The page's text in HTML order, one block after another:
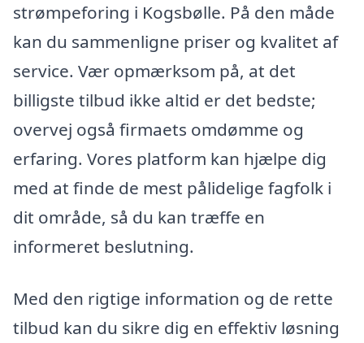
strømpeforing i Kogsbølle. På den måde
kan du sammenligne priser og kvalitet af
service. Vær opmærksom på, at det
billigste tilbud ikke altid er det bedste;
overvej også firmaets omdømme og
erfaring. Vores platform kan hjælpe dig
med at finde de mest pålidelige fagfolk i
dit område, så du kan træffe en
informeret beslutning.
Med den rigtige information og de rette
tilbud kan du sikre dig en effektiv løsning